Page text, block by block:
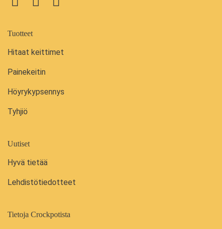
Tuotteet
Hitaat keittimet
Painekeitin
Höyrykypsennys
Tyhjiö
Uutiset
Hyvä tietää
Lehdistötiedotteet
Tietoja Crockpotista